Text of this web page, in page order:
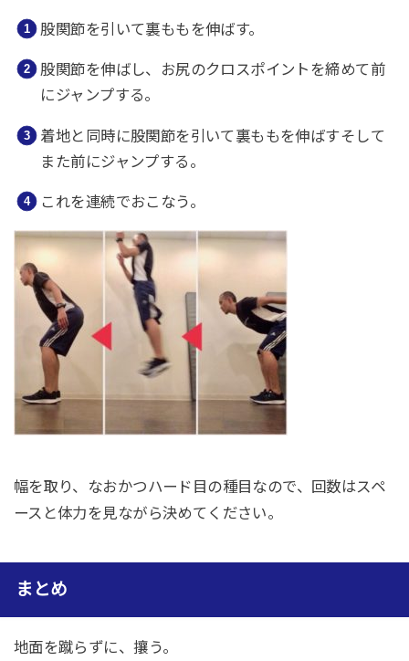
股関節を引いて裏ももを伸ばす。
股関節を伸ばし、お尻のクロスポイントを締めて前
にジャンプする。
着地と同時に股関節を引いて裏ももを伸ばすそして
また前にジャンプする。
これを連続でおこなう。
幅を取り、なおかつハード目の種目なので、回数はスペ
ースと体力を 見ながら決めてください。
まとめ
地面を蹴らずに、攘う。